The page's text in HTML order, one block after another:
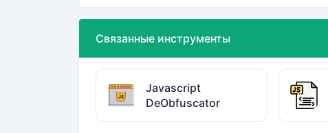
Связанные инструменты
Javascript
DeObfuscator